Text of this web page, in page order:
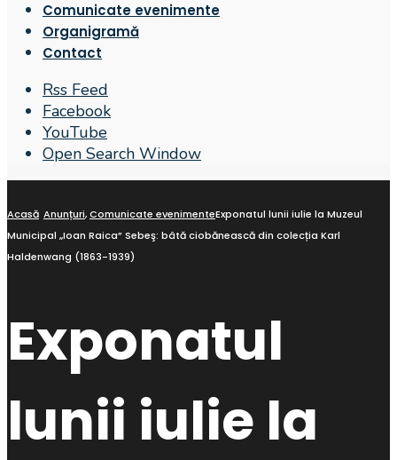
Comunicate evenimente
Organigramă
Contact
Rss Feed
Facebook
YouTube
Open Search Window
Acasă Anunțuri,Comunicate evenimenteExponatul lunii iulie la Muzeul
Municipal „Ioan Raica” Sebeş: bâtă ciobănească din colecția Karl
Haldenwang (1863-1939)
Exponatul
lunii iulie la